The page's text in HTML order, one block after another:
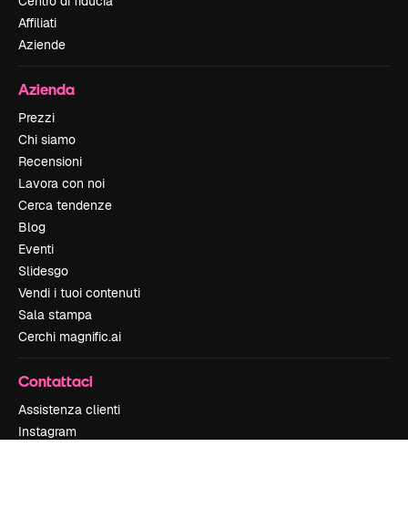
Affiliati
Aziende
Azienda
Prezzi
Chi siamo
Recensioni
Lavora con noi
Cerca tendenze
Blog
Eventi
Slidesgo
Vendi i tuoi contenuti
Sala stampa
Cerchi magnific.ai
Contattaci
Assistenza clienti
Instagram